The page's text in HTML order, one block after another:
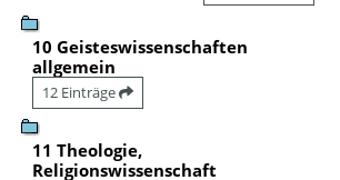
10 Geisteswissenschaften
allgemein
12 Einträge
11 Theologie,
Religionswissenschaft